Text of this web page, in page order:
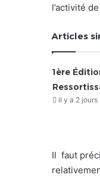
l’activité
Articles
1ère
il y a 2 jours
Il faut